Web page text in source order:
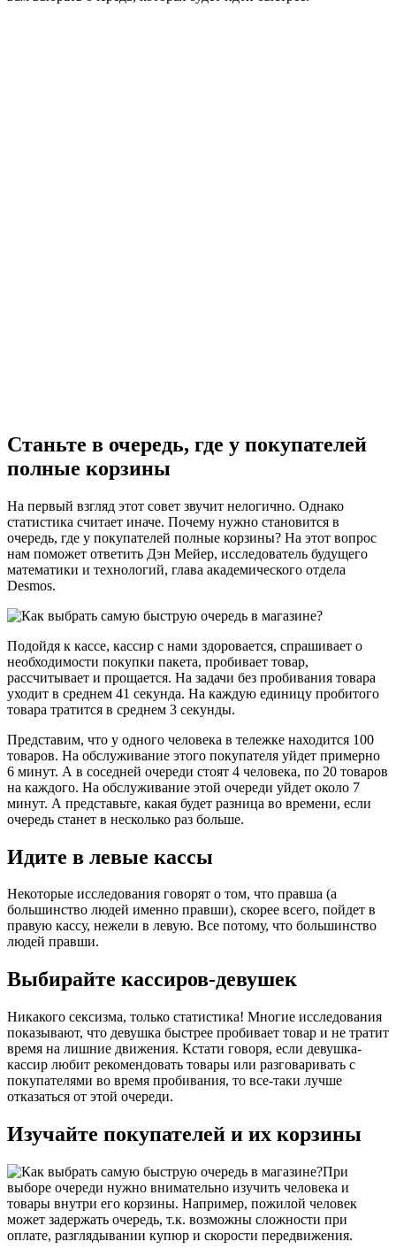
Станьте в очередь, где у покупателей
полные корзины
На первый взгляд этот совет звучит нелогично. Однако
статистика считает иначе. Почему нужно становится в
очередь, где у покупателей полные корзины? На этот вопрос
нам поможет ответить Дэн Мейер, исследователь будущего
математики и технологий, глава академического отдела
Desmos.
Подойдя к кассе, кассир с нами здоровается, спрашивает о
необходимости покупки пакета, пробивает товар,
рассчитывает и прощается. На задачи без пробивания товара
уходит в среднем 41 секунда. На каждую единицу пробитого
товара тратится в среднем 3 секунды.
Представим, что у одного человека в тележке находится 100
товаров. На обслуживание этого покупателя уйдет примерно
6 минут. А в соседней очереди стоят 4 человека, по 20 товаров
на каждого. На обслуживание этой очереди уйдет около 7
минут. А представьте, какая будет разница во времени, если
очередь станет в несколько раз больше.
Идите в левые кассы
Некоторые исследования говорят о том, что правша (а
большинство людей именно правши), скорее всего, пойдет в
правую кассу, нежели в левую. Все потому, что большинство
людей правши.
Выбирайте кассиров-девушек
Никакого сексизма, только статистика! Многие исследования
показывают, что девушка быстрее пробивает товар и не тратит
время на лишние движения. Кстати говоря, если девушка-
кассир любит рекомендовать товары или разговаривать с
покупателями во время пробивания, то все-таки лучше
отказаться от этой очереди.
Изучайте покупателей и их корзины
При
выборе очереди нужно внимательно изучить человека и
товары внутри его корзины. Например, пожилой человек
может задержать очередь, т.к. возможны сложности при
оплате, разглядывании купюр и скорости передвижения.